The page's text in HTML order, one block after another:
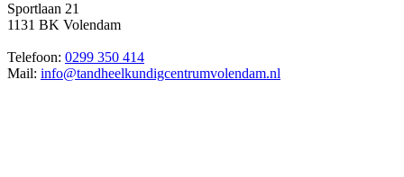
Sportlaan 21
1131 BK Volendam
Telefoon: 0299 350 414
Mail: info@tandheelkundigcentrumvolendam.nl